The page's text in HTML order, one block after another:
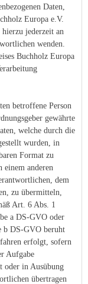
Daten,
Europa e.V.
hierzu jederzeit an
wenden.
Buchholz Europa
betroffene Person
gewährte
welche durch die
wurden, in
Format zu
einem anderen
dem
zu übermitteln,
Art. 6 Abs. 1
a DS-GVO oder
b DS-GVO beruht
erfolgt, sofern
Aufgabe
oder in Ausübung
übertragen